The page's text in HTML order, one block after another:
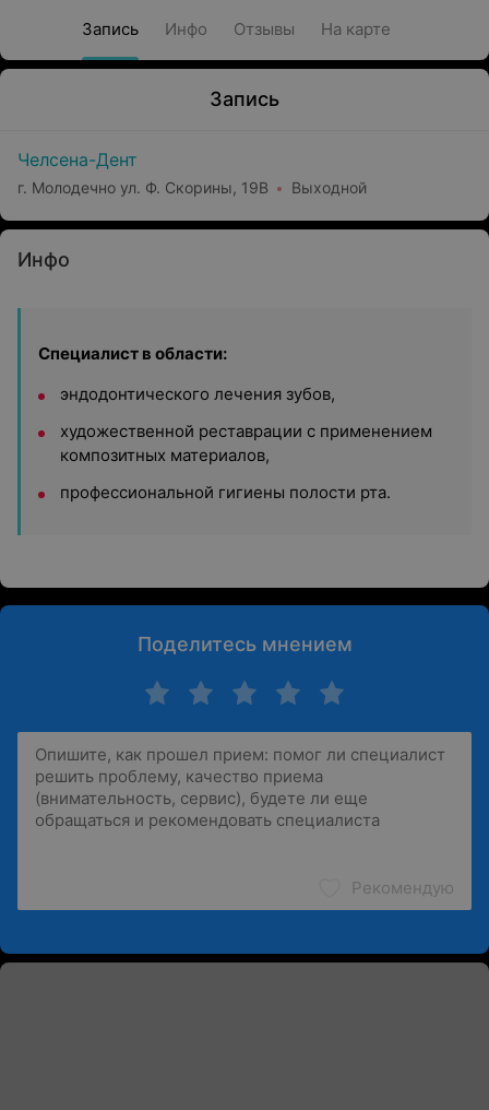
Запись Инфо Отзывы На карте
Запись
Челсена-Дент
г. Молодечно ул. Ф. Скорины, 19В Выходной
Инфо
Специалист в области:
эндодонтического лечения зубов,
художественной реставрации с применением
композитных материалов,
профессиональной гигиены полости рта.
Поделитесь мнением
Рекомендую